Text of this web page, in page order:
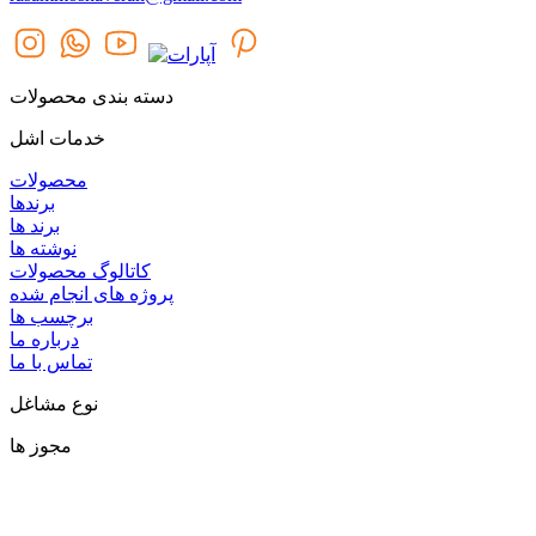
دسته بندی محصولات
خدمات اشل
محصولات
برندها
برند ها
نوشته ها
کاتالوگ محصولات
پروژه های انجام شده
برچسب ها
درباره ما
تماس با ما
نوع مشاغل
مجوز ها